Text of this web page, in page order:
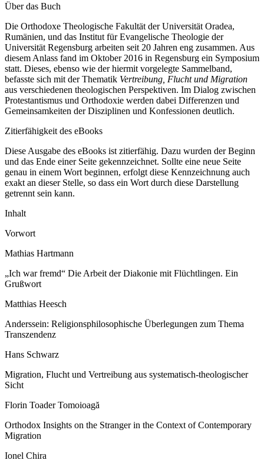
Über das Buch
Die Orthodoxe Theologische Fakultät der Universität Oradea,
Rumänien, und das Institut für Evangelische Theologie der
Universität Regensburg arbeiten seit 20 Jahren eng zusammen. Aus
diesem Anlass fand im Oktober 2016 in Regensburg ein Symposium
statt. Dieses, ebenso wie der hiermit vorgelegte Sammelband,
befasste sich mit der Thematik Vertreibung, Flucht und Migration
aus verschiedenen theologischen Perspektiven. Im Dialog zwischen
Protestantismus und Orthodoxie werden dabei Differenzen und
Gemeinsamkeiten der Disziplinen und Konfessionen deutlich.
Zitierfähigkeit des eBooks
Diese Ausgabe des eBooks ist zitierfähig. Dazu wurden der Beginn
und das Ende einer Seite gekennzeichnet. Sollte eine neue Seite
genau in einem Wort beginnen, erfolgt diese Kennzeichnung auch
exakt an dieser Stelle, so dass ein Wort durch diese Darstellung
getrennt sein kann.
Inhalt
Vorwort
Mathias Hartmann
„Ich war fremd“ Die Arbeit der Diakonie mit Flüchtlingen. Ein
Grußwort
Matthias Heesch
Anderssein: Religionsphilosophische Überlegungen zum Thema
Transzendenz
Hans Schwarz
Migration, Flucht und Vertreibung aus systematisch-theologischer
Sicht
Florin Toader Tomoioagă
Orthodox Insights on the Stranger in the Context of Contemporary
Migration
Ionel Chira